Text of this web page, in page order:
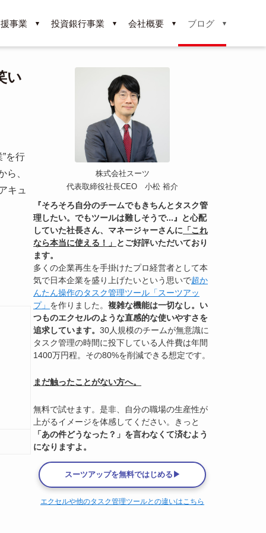
事業 投資銀行事業 会社概要 ブログ
い
を行
ら、
キュ
株式会社スーツ
代表取締役社長CEO 小松 裕介
『そろそろ自分のチームでもきちんとタスク管
理したい。でもツールは難しそうで...』と心配
していた社長さん、マネージャーさんに 「これ
なら本当に使える！」 とご好評いただいており
ます。
多くの企業再生を手掛けたプロ経営者として本
気で日本企業を盛り上げたいという思いで超か
んたん操作のタスク管理ツール「スーツアッ
プ」 を作りました。 複雑な機能は一切なし。い
つものエクセルのような直感的な使いやすさを
追求しています。 30人規模のチームが無意識に
タスク管理の時間に投下している人件費は年間
1400万円程。その80%を削減できる想定です。
まだ触ったことがない方へ。
無料で試せます。是非、自分の職場の生産性が
上がるイメージを体感してください。きっと
「あの件どうなった？」を言わなくて済むよう
になりますよ。
スーツアップを無料ではじめる▶
エクセルや他のタスク管理ツールとの違いはこちら